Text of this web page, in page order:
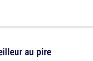
au pire